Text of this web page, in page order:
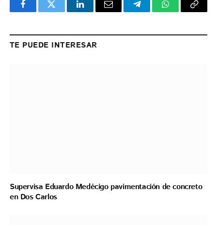
FacebookTwitter LinkedInEmail TelegramWhatsApp
Copy
TE PUEDE INTERESAR
Supervisa Eduardo Medécigo pavimentación de concreto
en Dos Carlos